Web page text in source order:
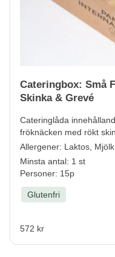
Cateringbox: Små
Skinka & Grevé
Cateringlåda
fröknäcken med rökt
Allergener: Laktos,
Minsta antal: 1 st
Personer: 15p
Glutenfri
572 kr